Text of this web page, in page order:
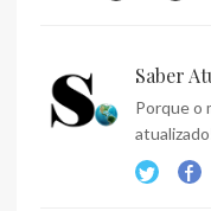
Saber
Porque o